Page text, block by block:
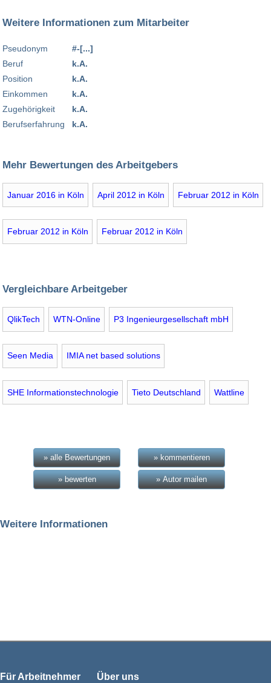
Weitere Informationen zum Mitarbeiter
Pseudonym
Beruf
Position
Einkommen
Zugehörigkeit
Berufserfahrung
#-[...]
k.A.
k.A.
k.A.
k.A.
k.A.
Mehr Bewertungen des Arbeitgebers
Januar 2016 in Köln April 2012 in Köln Februar 2012 in Köln
Februar 2012 in Köln Februar 2012 in Köln
Vergleichbare Arbeitgeber
QlikTech WTN-Online P3 Ingenieurgesellschaft mbH
Seen Media IMIA net based solutions
SHE Informationstechnologie Tieto Deutschland Wattline
» alle Bewertungen » kommentieren
» bewerten » Autor mailen
Weitere Informationen
Für Arbeitnehmer Über uns